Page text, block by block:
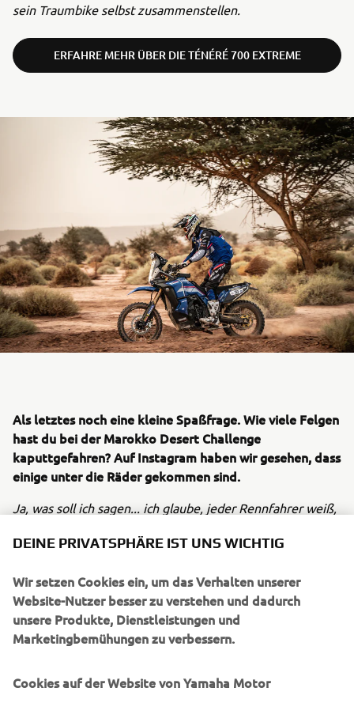
sein Traumbike selbst zusammenstellen.
ERFAHRE MEHR ÜBER DIE TÉNÉRÉ 700 EXTREME
Als letztes noch eine kleine Spaßfrage. Wie viele Felgen
hast du bei der Marokko Desert Challenge
kaputtgefahren? Auf Instagram haben wir gesehen, dass
einige unter die Räder gekommen sind.
Ja, was soll ich sagen... ich glaube, jeder Rennfahrer weiß,
beansprucht wird. Unser Ziel war es ganz klar, die
Sekunde daran gedacht, irgendwie materialschonend zu
fahren. Besonders, wenn du als Erster auf die Strecke
gehst, kannst du dir keine Gedanken um Felgen oder
ähnliches machen. In Marokko war es doch sehr steinig
Geschwindigkeiten, die wir bei einer Rallye fahren,
DEINE PRIVATSPHÄRE IST UNS WICHTIG
Wir setzen Cookies ein, um das Verhalten unserer
Website-Nutzer besser zu verstehen und dadurch
unsere Produkte, Dienstleistungen und
Marketingbemühungen zu verbessern.
Cookies auf der Website von Yamaha Motor